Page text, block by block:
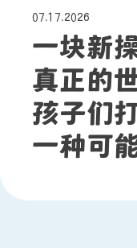
07.17.2026
一块新
真正的
孩子们
一种可